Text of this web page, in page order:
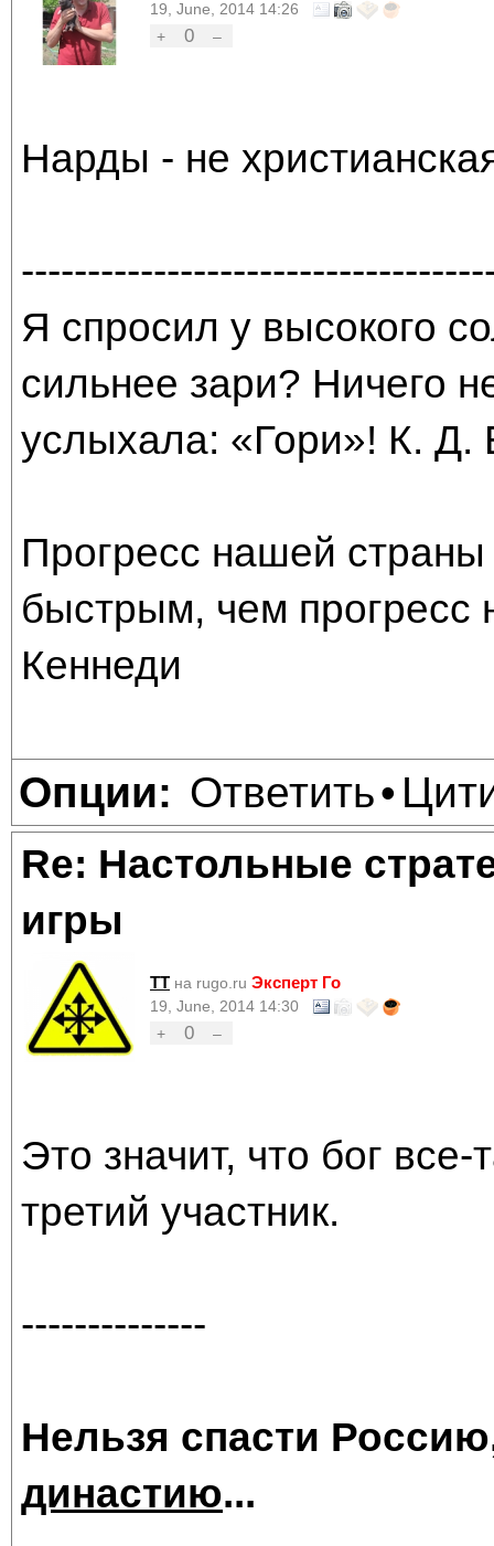
19, June, 2014 14:26
+
0 –
Нарды - не
Я спросил у высокого
сильнее зари? Ничего
услыхала: «Гори»! К. Д.
Прогресс нашей
быстрым, чем прогресс
Кеннеди
Опции: Ответить•
Re: Настольные
игры
TT на rugo.ru Эксперт Го
19, June, 2014 14:30
+
0 –
Это значит, что бог
третий участник.
--------------
Нельзя спасти
династию...